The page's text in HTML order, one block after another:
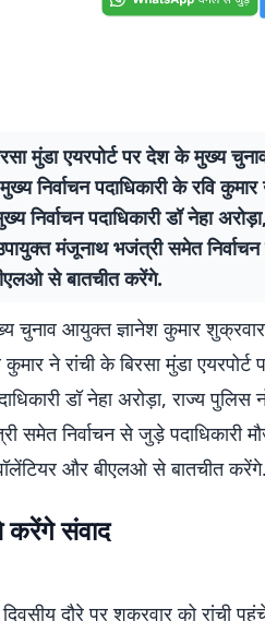
मुंडा एयरपोर्ट पर देश के मुख्य
निर्वाचन पदाधिकारी के रवि
निर्वाचन पदाधिकारी डॉ नेहा
मंजूनाथ भजंत्री समेत
से बातचीत करेंगे.
आयुक्त ज्ञानेश कुमार शुक्रवार
ने रांची के बिरसा मुंडा एयरपोर्ट
डॉ नेहा अरोड़ा, राज्य पुलिस
समेत निर्वाचन से जुड़े पदाधिकारी
और बीएलओ से बातचीत करेंगे.
करेंगे संवाद
दौरे पर शुक्रवार को रांची